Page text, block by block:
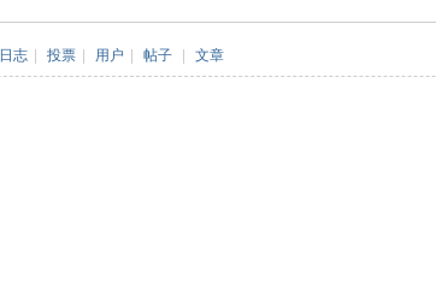
日志 投票 用户 帖子 文章